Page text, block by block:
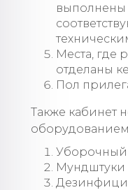
выполнены
Места, где
отделаны
Пол
Также кабинет
Уборочный
Мундштуки